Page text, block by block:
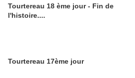
Tourtereau 18 ème jour - Fin de
l'histoire....
Tourtereau 17ème jour